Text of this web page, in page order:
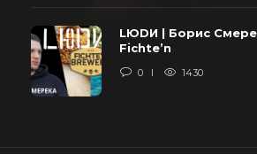
LЮDИ | Борис
Fichte’n
0 1430